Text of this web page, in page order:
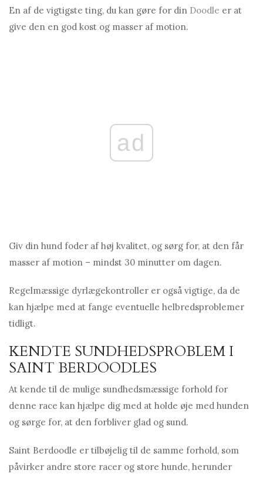
En af de vigtigste ting, du kan gøre for din Doodle er at
give den en god kost og masser af motion.
ad
Giv din hund foder af høj kvalitet, og sørg for, at den får
masser af motion – mindst 30 minutter om dagen.
Regelmæssige dyrlægekontroller er også vigtige, da de
kan hjælpe med at fange eventuelle helbredsproblemer
tidligt.
KENDTE SUNDHEDSPROBLEM I
SAINT BERDOODLES
At kende til de mulige sundhedsmæssige forhold for
denne race kan hjælpe dig med at holde øje med hunden
og sørge for, at den forbliver glad og sund.
Saint Berdoodle er tilbøjelig til de samme forhold, som
påvirker andre store racer og store hunde, herunder